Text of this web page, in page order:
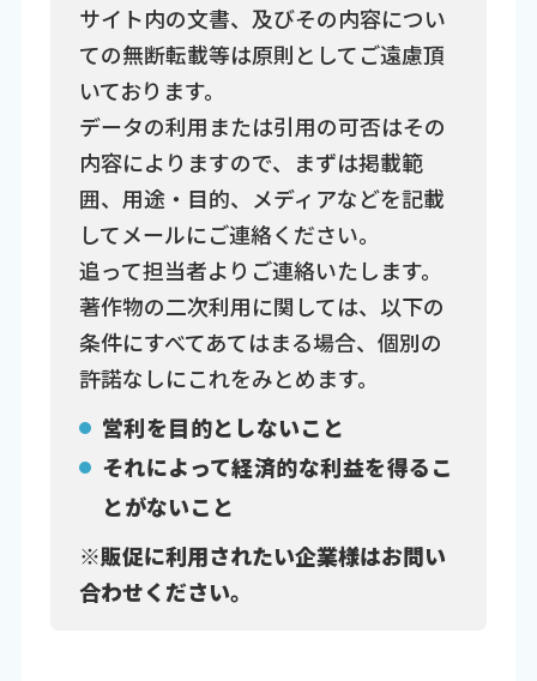
サイト内の文書、及びその内容につい
ての無断転載等は原則としてご遠慮頂
いております。
データの利用または引用の可否はその
内容によりますので、まずは掲載範
囲、用途・目的、メディアなどを記載
してメールにご連絡ください。
追って担当者よりご連絡いたします。
著作物の二次利用に関しては、以下の
条件にすべてあてはまる場合、個別の
許諾なしにこれをみとめます。
営利を目的としないこと
それによって経済的な利益を得るこ
とがないこと
※販促に利用されたい企業様はお問い
合わせください。